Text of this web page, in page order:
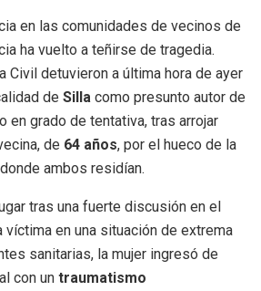
en las comunidades de vecinos de
ha vuelto a teñirse de tragedia.
Civil detuvieron a última hora de ayer
de Silla como presunto autor de
en grado de tentativa, tras arrojar
de 64 años, por el hueco de la
ambos residían.
tras una fuerte discusión en el
víctima en una situación de extrema
sanitarias, la mujer ingresó de
con un traumatismo